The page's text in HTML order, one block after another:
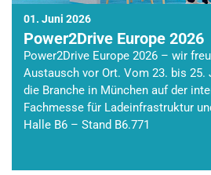
01. Juni 2026
Power2Drive Europe 2026
Power2Drive Europe 2026 – wir
Austausch vor Ort. Vom 23. bis
die Branche in München auf der
Fachmesse für Ladeinfrastruktur
Halle B6 – Stand B6.771